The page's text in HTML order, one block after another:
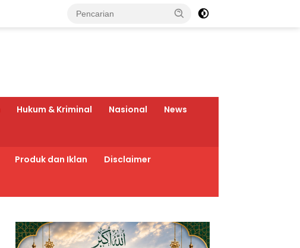
Hukum & Kriminal Nasional News
Produk dan Iklan Disclaimer